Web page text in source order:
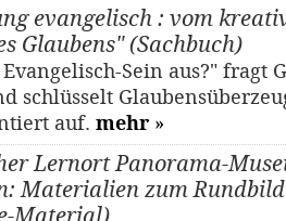
evangelisch : vom
Glaubens" (Sachbuch)
Sein aus?" fragt
schlüsselt
auf. mehr »
Lernort Panorama-
Materialien zum